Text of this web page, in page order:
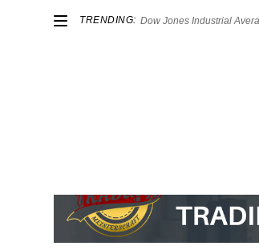
TRENDING: Dow Jones Industrial